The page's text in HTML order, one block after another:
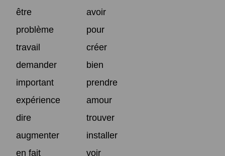
être
avoir
problème
pour
travail
créer
demander
bien
important
prendre
expérience
amour
dire
trouver
augmenter
installer
en fait
voir